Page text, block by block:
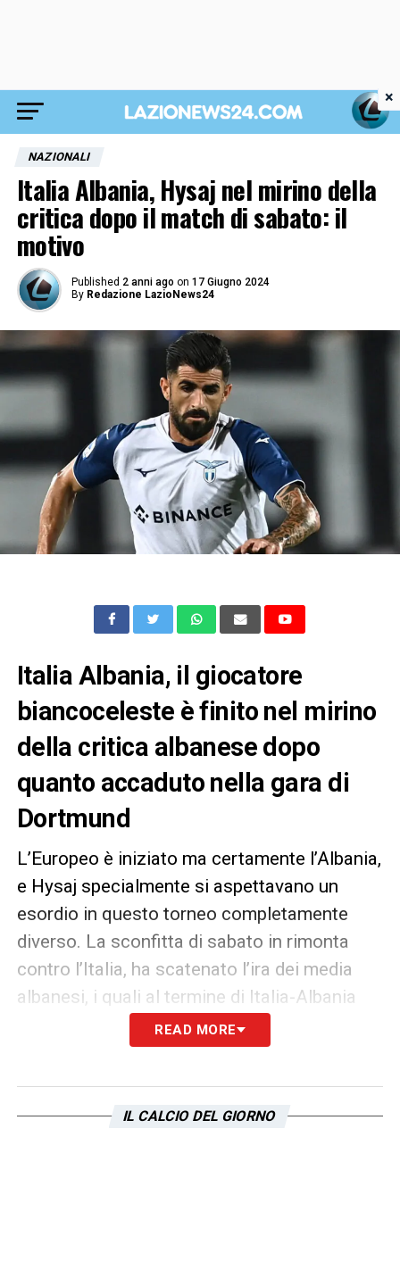
NAZIONALI
Italia Albania, Hysaj nel mirino della
critica dopo il match di sabato: il
motivo
Published 2 anni ago on 17 Giugno 2024
By Redazione LazioNews24
Italia Albania, il giocatore
biancoceleste è finito nel mirino
della critica albanese dopo
quanto accaduto nella gara di
Dortmund
L’Europeo è iniziato ma certamente l’Albania,
e Hysaj specialmente si aspettavano un
esordio in questo torneo completamente
diverso. La sconfitta di sabato in rimonta
contro l’Italia, ha scatenato l’ira dei media
albanesi, i quali al termine di Italia-Albania
hanno criticato duramenteHysaj
biancoceleste è stato accusato di scarso
rete del vantaggio italiano di Barella
READ MORE
IL CALCIO DEL GIORNO
×